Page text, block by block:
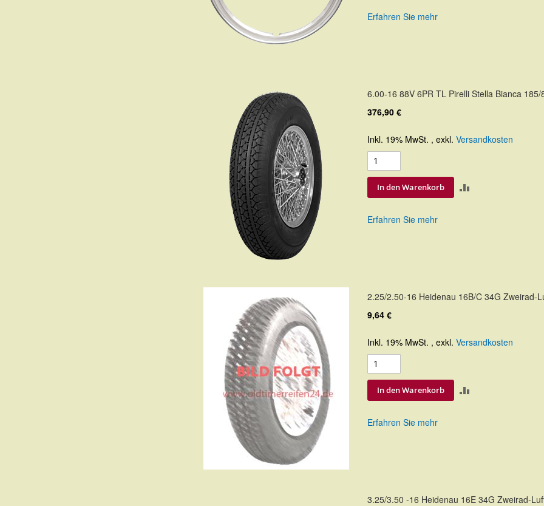
Erfahren Sie mehr
6.00-16 88V 6PR TL Pirelli Stella Bianca
376,90 €
Inkl. 19% MwSt. ,exkl.Versandkosten
In den Warenkorb
Erfahren Sie mehr
2.25/2.50-16 Heidenau 16B/C 34G Zweirad-
9,64 €
Inkl. 19% MwSt. ,exkl.Versandkosten
In den Warenkorb
Erfahren Sie mehr
3.25/3.50 -16 Heidenau 16E 34G Zweirad-